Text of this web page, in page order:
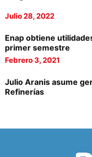
Julio 28, 2022
Enap obtiene
primer semestre
Febrero 3, 2021
Julio Aranis asume
Refinerías